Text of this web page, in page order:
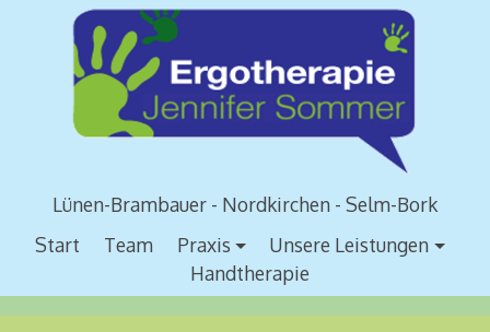
Lünen-Brambauer - Nordkirchen - Selm-Bork
Start
Team Praxis
Unsere Leistungen
Handtherapie